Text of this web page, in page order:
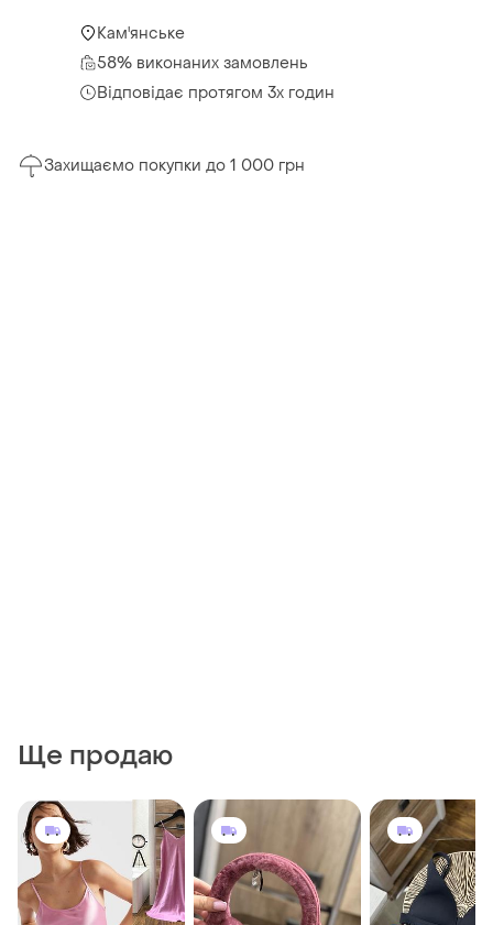
Кам'янське
58% виконаних замовлень
Відповідає протягом 3х годин
Захищаємо покупки до 1 000 грн
Ще продаю